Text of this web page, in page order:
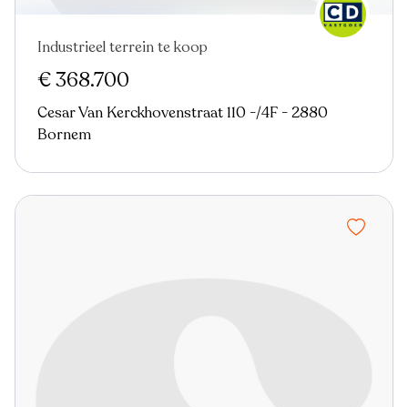
Virtual tour
Industrieel terrein te koop
€ 368.700
Cesar Van Kerckhovenstraat 110 -/4F - 2880
Bornem